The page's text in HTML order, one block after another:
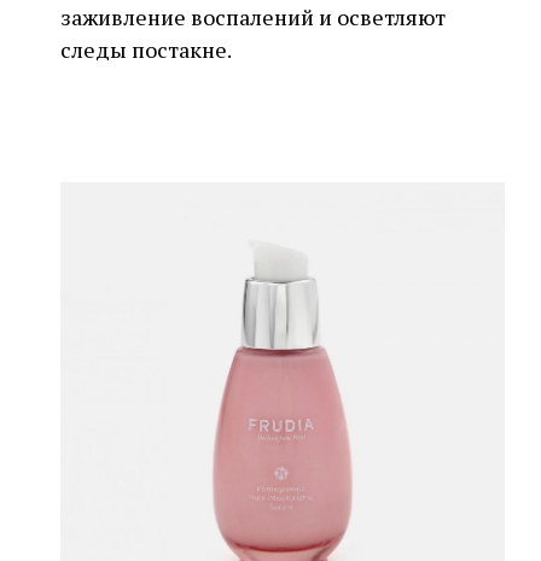
заживление воспалений и осветляют
следы постакне.